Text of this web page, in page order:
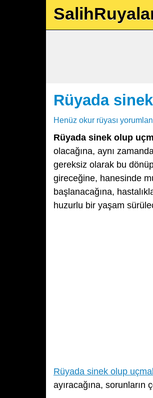
Rüyada
Henüz okur rüyası
Rüyada sinek olup
olacağına, aynı
gereksiz olarak bu
gireceğine, hanesinde
başlanacağına,
huzurlu bir yaşam
Rüyada sinek olup
ayıracağına, sorunların